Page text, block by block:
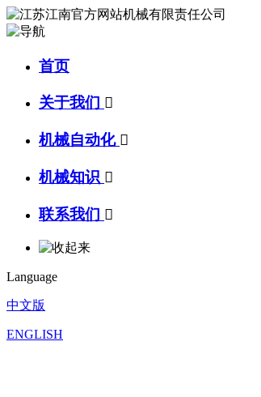
首页
关于我们 
机械自动化 
机械知识 
联系我们 
Language
中文版
ENGLISH